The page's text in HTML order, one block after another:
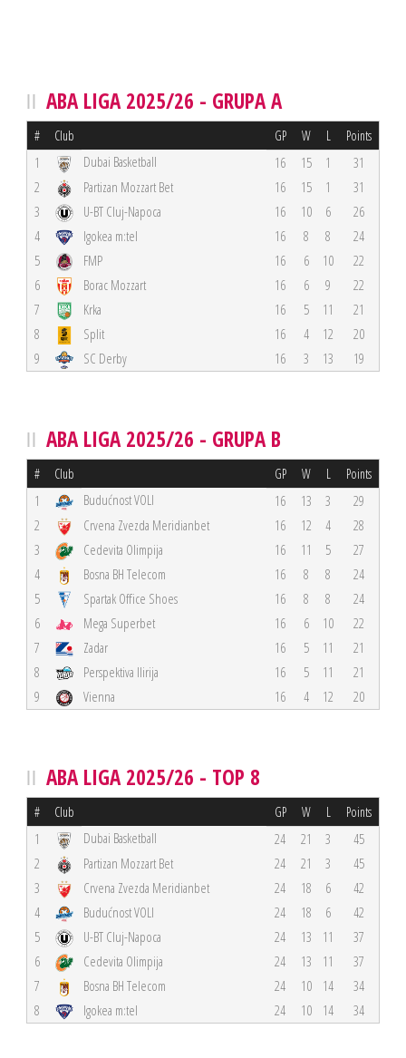
ABA LIGA 2025/26 - GRUPA A
# Club GP W L Points
1 Dubai Basketball 16 15 1
31
2
Partizan Mozzart Bet 16 15 1
31
3
U-BT Cluj-Napoca 16 10 6
26
4
Igokea m:tel 16 8 8
24
5
FMP 16 6 10
22
6
Borac Mozzart 16 6 9
22
7
Krka 16 5 11
21
8
Split 16 4 12
20
9
SC Derby 16 3 13 19
ABA LIGA 2025/26 - GRUPA B
# Club GP W L Points
1 Budućnost VOLI 16 13 3
29
2
Crvena Zvezda Meridianbet 16 12 4
28
3
Cedevita Olimpija 16 11 5
27
4
Bosna BH Telecom 16 8 8
24
5
Spartak Office Shoes 16 8 8
24
6
Mega Superbet 16 6 10
22
7
Zadar 16 5 11
21
8
Perspektiva Ilirija 16 5 11
21
9
Vienna 16 4 12 20
ABA LIGA 2025/26 - TOP 8
# Club GP W L Points
1 Dubai Basketball 24 21 3
45
2
Partizan Mozzart Bet 24 21 3
45
3
Crvena Zvezda Meridianbet 24 18 6
42
4
Budućnost VOLI 24 18 6
42
5
U-BT Cluj-Napoca 24 13 11
37
6
Cedevita Olimpija 24 13 11
37
7
Bosna BH Telecom 24 10 14
34
8
Igokea m:tel 24 10 14 34